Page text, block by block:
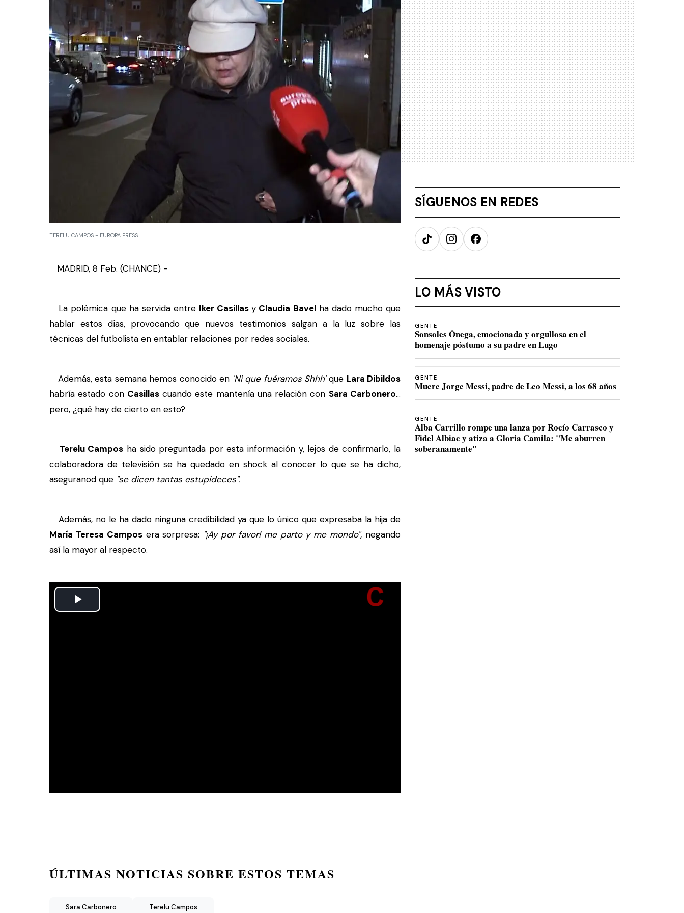
TERELU CAMPOS - EUROPA PRESS
MADRID, 8 Feb. (CHANCE) -
La polémica que ha servida entre Iker Casillasy Claudia Bavelha dado mucho que
hablar estos días, provocando que nuevos testimonios salgan a la luz sobre las
técnicas del futbolista en entablar relaciones por redes sociales.
Además, esta semana hemos conocido en 'Ni que fuéramos Shhh'que Lara Dibildos
habría estado con Casillascuando este mantenía una relación con Sara Carbonero...
pero, ¿qué hay de cierto en esto?
Terelu Campos ha sido preguntada por esta información y, lejos de confirmarlo, la
colaboradora de televisión se ha quedado en shock al conocer lo que se ha dicho,
aseguranod que "se dicen tantas estupideces".
Además, no le ha dado ninguna credibilidad ya que lo único que expresaba la hija de
María Teresa Camposera sorpresa: "¡Ay por favor! me parto y me mondo", negando
así la mayor al respecto.
ÚLTIMAS NOTICIAS SOBRE ESTOS TEMAS
Sara Carbonero Terelu Campos
SÍGUENOS EN REDES
TikTokInstagramFacebook
LO MÁS VISTO
GENTE
Sonsoles Ónega, emocionada y orgullosa en el
homenaje póstumo a su padre en Lugo
GENTE
Muere Jorge Messi, padre de Leo Messi, a los 68 años
GENTE
Alba Carrillo rompe una lanza por Rocío Carrasco y
Fidel Albiac y atiza a Gloria Camila: "Me aburren
soberanamente"